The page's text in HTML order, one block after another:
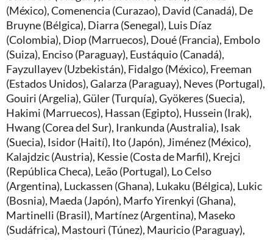
(México), Comenencia (Curazao), David (Canadá), De
Bruyne (Bélgica), Diarra (Senegal), Luis Díaz
(Colombia), Diop (Marruecos), Doué (Francia), Embolo
(Suiza), Enciso (Paraguay), Eustáquio (Canadá),
Fayzullayev (Uzbekistán), Fidalgo (México), Freeman
(Estados Unidos), Galarza (Paraguay), Neves (Portugal),
Gouiri (Argelia), Güler (Turquía), Gyökeres (Suecia),
Hakimi (Marruecos), Hassan (Egipto), Hussein (Irak),
Hwang (Corea del Sur), Irankunda (Australia), Isak
(Suecia), Isidor (Haití), Ito (Japón), Jiménez (México),
Kalajdzic (Austria), Kessie (Costa de Marfil), Krejci
(República Checa), Leão (Portugal), Lo Celso
(Argentina), Luckassen (Ghana), Lukaku (Bélgica), Lukic
(Bosnia), Maeda (Japón), Marfo Yirenkyi (Ghana),
Martinelli (Brasil), Martínez (Argentina), Maseko
(Sudáfrica), Mastouri (Túnez), Mauricio (Paraguay),